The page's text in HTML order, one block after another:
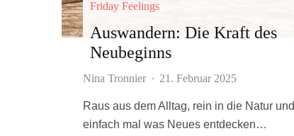
Friday Feelings
Auswandern: Die Kraft des
Neubeginns
Nina Tronnier · 21. Februar 2025
Raus aus dem Alltag, rein in die Natur und
einfach mal was Neues entdecken…